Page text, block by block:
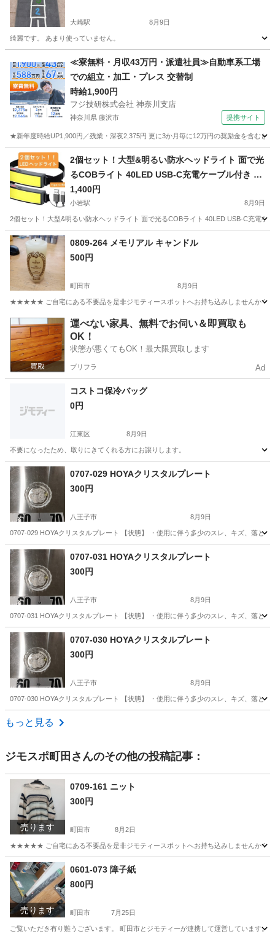
大崎駅 8月9日
綺麗です。 あまり使っていません。
大崎駅 その他 カーペット
≪寮無料・月収43万円・派遣社員≫自動車系工場
での組立・加工・プレス 交替制
時給1,900円
フジ技研株式会社 神奈川支店
神奈川県 藤沢市 提携サイト
★新年度時給UP1,900円／残業・深夜2,375円 更に3か月毎に12万円の奨励金を含む
神奈川 藤沢市 その他
2個セット！大型&明るい防水ヘッドライト 面で光
るCOBライト 40LED USB-C充電ケーブル付き 防
災やアウトドアに！20260320
1,400円
小岩駅 8月9日
2個セット！大型&明るい防水ヘッドライト 面で光るCOBライト 40LED USB-C充電
東京 江戸川区 防災、セキュリティ
0809-264 メモリアル キャンドル
500円
町田市 8月9日
★★★★★ ご自宅にある不要品を是非ジモティースポットへお持ち込みしませんか？
東京 町田市 その他 現地
運べない家具、無料でお伺い＆即買取も
OK！
状態が悪くてもOK！最大限買取します
プリフラ Ad
コストコ保冷バッグ
0円
江東区 8月9日
不要になったため、取りにきてくれる方にお譲りします。
東京 江東区 コストコ
0707-029 HOYAクリスタルプレート
300円
八王子市 8月9日
0707-029 HOYAクリスタルプレート 【状態】 ・使用に伴う多少のスレ、キズ、落と
東京 八王子市 0707-031 HOYAクリスタルプレート
300円
八王子市 8月9日
0707-031 HOYAクリスタルプレート 【状態】 ・使用に伴う多少のスレ、キズ、落と
東京 八王子市 0707-030 HOYAクリスタルプレート
300円
八王子市 8月9日
0707-030 HOYAクリスタルプレート 【状態】 ・使用に伴う多少のスレ、キズ、落と
東京 八王子市
もっと見る
ジモスポ町田 さんのその他の投稿記事：
売ります
0709-161 ニット
300円
町田市 8月2日
★★★★★ ご自宅にある不要品を是非ジモティースポットへお持ち込みしませんか？
東京 町田市 現地
売ります
0601-073 障子紙
800円
町田市 7月25日
ご覧いただき有り難うございます。 町田市とジモティーが連携して運営していま